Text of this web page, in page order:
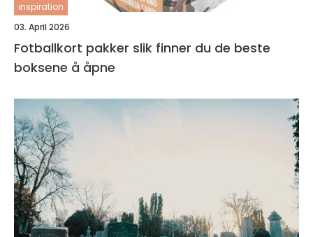
inspiration
03. April 2026
Fotballkort pakker slik finner du de beste
boksene å åpne